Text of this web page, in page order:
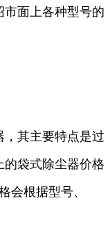
市面上各种型号的
其主要特点是过
袋式除尘器价格
会根据型号、